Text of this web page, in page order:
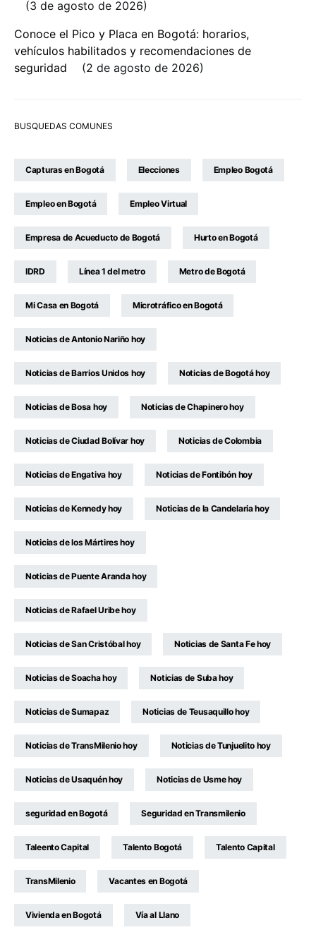
3 de agosto de 2026
Conoce el Pico y Placa en Bogotá: horarios,
vehículos habilitados y recomendaciones de
seguridad
2 de agosto de 2026
BUSQUEDAS COMUNES
Capturas en Bogotá Elecciones Empleo Bogotá
Empleo en Bogotá Empleo Virtual
Empresa de Acueducto de Bogotá Hurto en Bogotá
IDRD Línea 1 del metro Metro de Bogotá
Mi Casa en Bogotá Microtráfico en Bogotá
Noticias de Antonio Nariño hoy
Noticias de Barrios Unidos hoy Noticias de Bogotá hoy
Noticias de Bosa hoy Noticias de Chapinero hoy
Noticias de Ciudad Bolívar hoy Noticias de Colombia
Noticias de Engativa hoy Noticias de Fontibón hoy
Noticias de Kennedy hoy Noticias de la Candelaria hoy
Noticias de los Mártires hoy
Noticias de Puente Aranda hoy
Noticias de Rafael Uribe hoy
Noticias de San Cristóbal hoy Noticias de Santa Fe hoy
Noticias de Soacha hoy Noticias de Suba hoy
Noticias de Sumapaz Noticias de Teusaquillo hoy
Noticias de TransMilenio hoy Noticias de Tunjuelito hoy
Noticias de Usaquén hoy Noticias de Usme hoy
seguridad en Bogotá Seguridad en Transmilenio
Taleento Capital Talento Bogotá Talento Capital
TransMilenio Vacantes en Bogotá
Vivienda en Bogotá Vía al Llano